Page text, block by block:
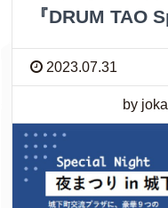
『DRUM TAO
2023.07.31
by